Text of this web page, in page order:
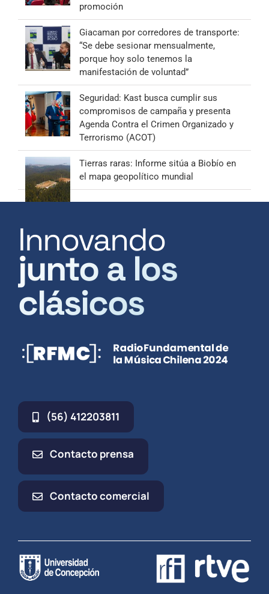
promoción
Giacaman por corredores de transporte:
“Se debe sesionar mensualmente,
porque hoy solo tenemos la
manifestación de voluntad”
Seguridad: Kast busca cumplir sus
compromisos de campaña y presenta
Agenda Contra el Crimen Organizado y
Terrorismo (ACOT)
Tierras raras: Informe sitúa a Biobío en
el mapa geopolítico mundial
Innovando
junto a los
clásicos
(56) 412203811
Contacto prensa
Contacto comercial